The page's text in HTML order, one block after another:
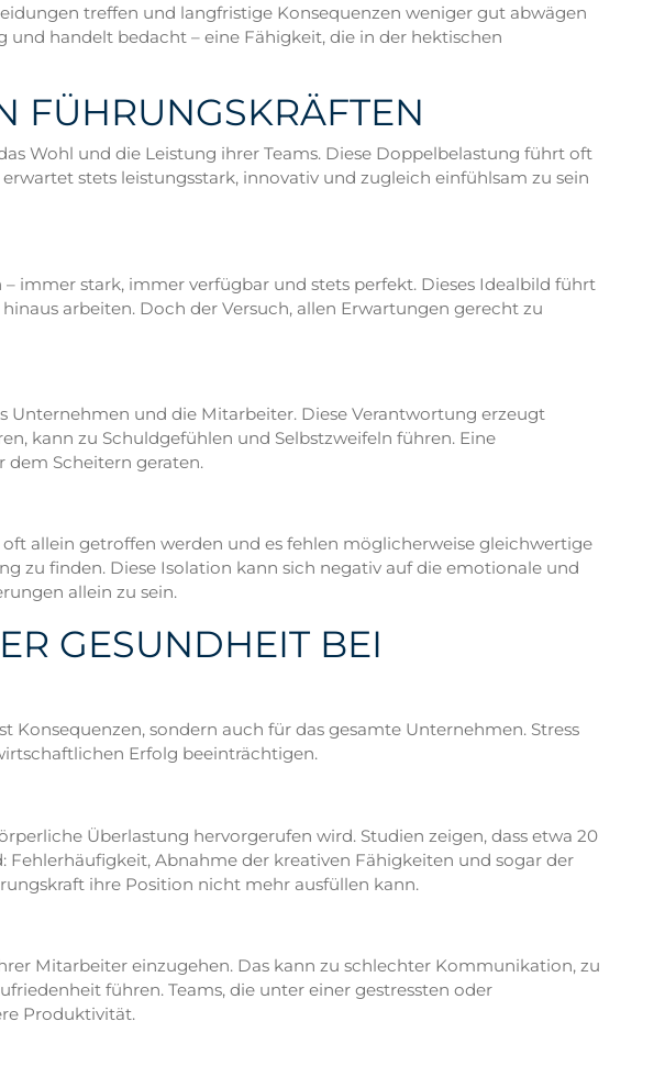
treffen und langfristige Konsequenzen weniger gut abwägen
handelt bedacht – eine Fähigkeit, die in der hektischen
FÜHRUNGSKRÄFTEN
Wohl und die Leistung ihrer Teams. Diese Doppelbelastung führt oft
stets leistungsstark, innovativ und zugleich einfühlsam zu sein
immer stark, immer verfügbar und stets perfekt. Dieses Idealbild führt
arbeiten. Doch der Versuch, allen Erwartungen gerecht zu
und die Mitarbeiter. Diese Verantwortung erzeugt
kann zu Schuldgefühlen und Selbstzweifeln führen. Eine
dem Scheitern geraten.
allein getroffen werden und es fehlen möglicherweise gleichwertige
zu finden. Diese Isolation kann sich negativ auf die emotionale und
allein zu sein.
GESUNDHEIT BEI
sondern auch für das gesamte Unternehmen. Stress
Erfolg beeinträchtigen.
Überlastung hervorgerufen wird. Studien zeigen, dass etwa 20
Abnahme der kreativen Fähigkeiten und sogar der
ihre Position nicht mehr ausfüllen kann.
Mitarbeiter einzugehen. Das kann zu schlechter Kommunikation, zu
führen. Teams, die unter einer gestressten oder
Produktivität.